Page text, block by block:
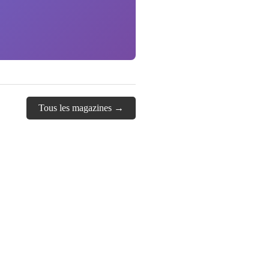
Tous les magazines →